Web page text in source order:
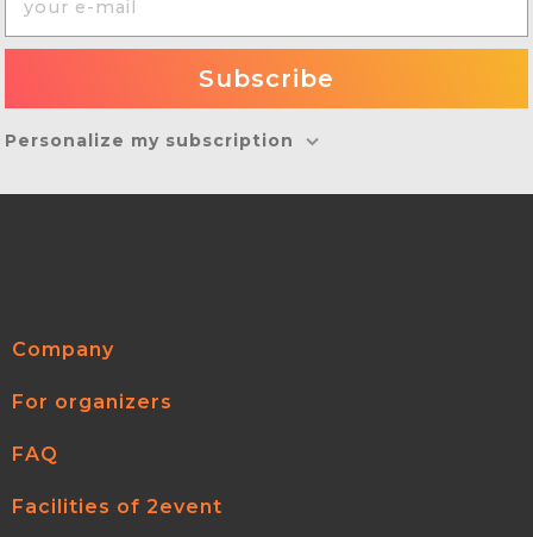
Personalize my subscription
Company
For organizers
FAQ
Facilities of 2event